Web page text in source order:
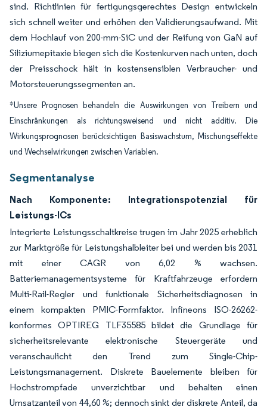
sind. Richtlinien für fertigungsgerechtes Design entwickeln
sich schnell weiter und erhöhen den Validierungsaufwand. Mit
dem Hochlauf von 200-mm-SiC und der Reifung von GaN auf
Siliziumepitaxie biegen sich die Kostenkurven nach unten, doch
der Preisschock hält in kostensensiblen Verbraucher- und
Motorsteuerungssegmenten an.
*Unsere Prognosen behandeln die Auswirkungen von Treibern und
Einschränkungen als richtungsweisend und nicht additiv. Die
Wirkungsprognosen berücksichtigen Basiswachstum, Mischungseffekte
und Wechselwirkungen zwischen Variablen.
Segmentanalyse
Nach Komponente: Integrationspotenzial für
Leistungs-ICs
Integrierte Leistungsschaltkreise trugen im Jahr 2025 erheblich
zur Marktgröße für Leistungshalbleiter bei und werden bis 2031
mit einer CAGR von 6,02 % wachsen.
Batteriemanagementsysteme für Kraftfahrzeuge erfordern
Multi-Rail-Regler und funktionale Sicherheitsdiagnosen in
einem kompakten PMIC-Formfaktor. Infineons ISO-26262-
konformes OPTIREG TLF35585 bildet die Grundlage für
sicherheitsrelevante elektronische Steuergeräte und
veranschaulicht den Trend zum Single-Chip-
Leistungsmanagement. Diskrete Bauelemente bleiben für
Hochstrompfade unverzichtbar und behalten einen
Umsatzanteil von 44,60 %; dennoch sinkt der diskrete Anteil, da